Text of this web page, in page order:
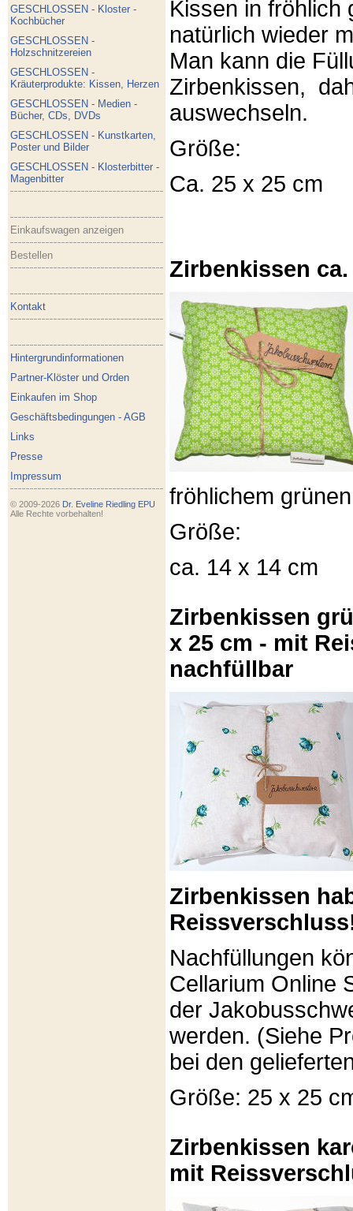
GESCHLOSSEN - Kloster -
Kochbücher
GESCHLOSSEN -
Holzschnitzereien
GESCHLOSSEN -
Kräuterprodukte: Kissen, Herzen
GESCHLOSSEN - Medien -
Bücher, CDs, DVDs
GESCHLOSSEN - Kunstkarten,
Poster und Bilder
GESCHLOSSEN - Klosterbitter -
Magenbitter
Einkaufswagen anzeigen
Bestellen
Kontakt
Hintergrundinformationen
Partner-Klöster und Orden
Einkaufen im Shop
Geschäftsbedingungen - AGB
Links
Presse
Impressum
© 2009-2026 Dr. Eveline Riedling EPU
Alle Rechte vorbehalten!
Kissen in fröhlich
natürlich wieder
Man kann die
Zirbenkissen,
auswechseln.
Größe:
Ca. 25 x 25 cm
Zirbenkissen
fröhlichem
Größe:
ca. 14 x 14 cm
Zirbenkissen
x 25 cm - mit
nachfüllbar
Zirbenkissen
Nachfüllungen
Cellarium Online
der
werden. (Siehe
bei den
Größe: 25 x 25
Zirbenkissen
mit